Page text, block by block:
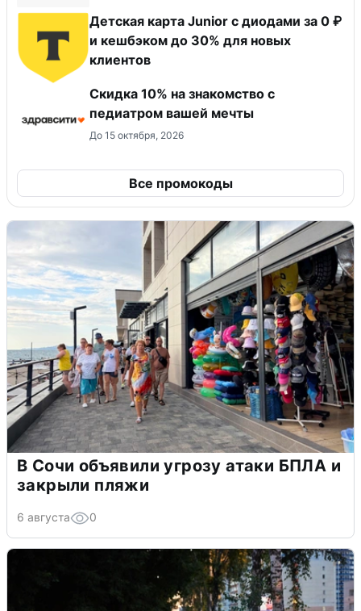
Детская карта Junior с диодами за 0 ₽
и кешбэком до 30% для новых
клиентов
Скидка 10% на знакомство с
педиатром вашей мечты
До 15 октября, 2026
Все промокоды
В Сочи объявили угрозу атаки БПЛА и
закрыли пляжи
6 августа 0